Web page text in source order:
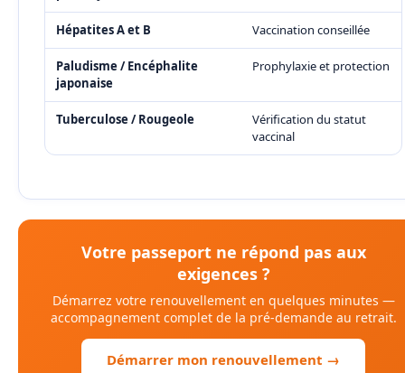
Hépatites A et B Vaccination conseillée
Paludisme / Encéphalite
japonaise
Prophylaxie et protection
Tuberculose / Rougeole
Vérification du statut
vaccinal
Votre passeport ne répond pas aux
exigences ?
Démarrez votre renouvellement en quelques minutes —
accompagnement complet de la pré-demande au retrait.
Démarrer mon renouvellement →